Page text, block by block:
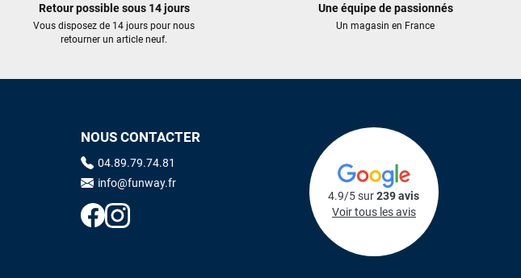
Retour possible sous 14 jours
Vous disposez de 14 jours pour nous
retourner un article neuf.
Une équipe de passionnés
Un magasin en France
NOUS CONTACTER
04.89.79.74.81
info@funway.fr
4.9/5 sur239 avis
Voir tous les avis
ça sur l’eau ! Je
professionnalisme et sa
pensé ! Excellent conseil
encore pour cette severne
il y a 3 mois
Super service. L'envoi a
Mauruuru roa.